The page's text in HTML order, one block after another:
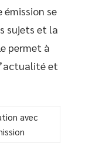
se
sujets et la
permet à
et
avec